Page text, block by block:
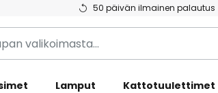
50 päivän ilmainen palautus
Lamput Kattotuulettimet